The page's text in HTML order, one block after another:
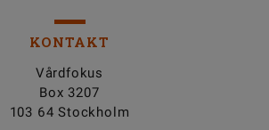
KONTAKT
Vårdfokus
Box 3207
103 64 Stockholm